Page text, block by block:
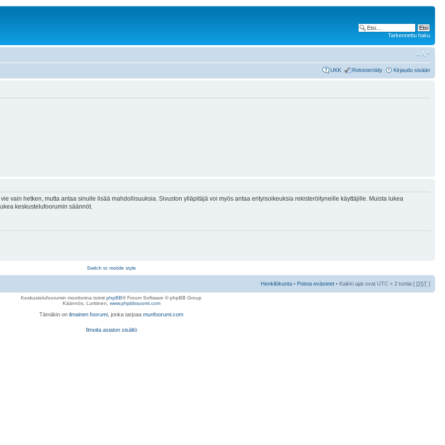
Tarkennettu haku
UKK Rekisteröidy Kirjaudu sisään
vain hetken, mutta antaa sinulle lisää mahdollisuuksia. Sivuston ylläpitäjä voi myös antaa erityisoikeuksia rekisteröityneille käyttäjille. Muista lukea
keskustelufoorumin säännöt.
Switch to mobile style
Henkilökunta • Poista evästeet • Kaikki ajat ovat UTC + 2 tuntia [ DST ]
Keskustelufoorumin moottorina toimii phpBB® Forum Software © phpBB Group
Käännös, Lurttinen, www.phpbbsuomi.com
Tämäkin on ilmainen foorumi , jonka tarjoaa munfoorumi.com
Ilmoita asiaton sisältö